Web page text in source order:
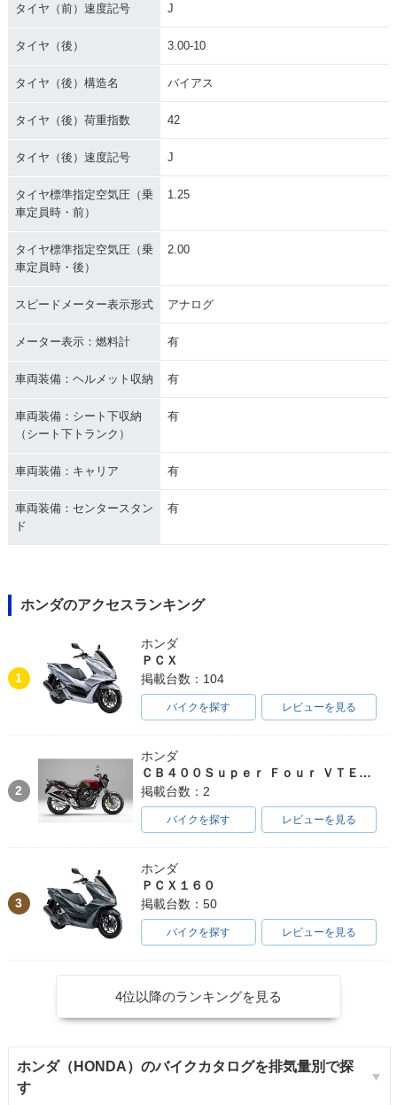
タイヤ（前）速度記号 J
タイヤ（後） 3.00-10
タイヤ（後）構造名 バイアス
タイヤ（後）荷重指数 42
タイヤ（後）速度記号 J
タイヤ標準指定空気圧（乗
車定員時・前）
1.25
タイヤ標準指定空気圧（乗
車定員時・後）
2.00
スピードメーター表示形式 アナログ
メーター表示：燃料計 有
車両装備：ヘルメット収納 有
車両装備：シート下収納
（シート下トランク）
有
車両装備：キャリア 有
車両装備：センタースタン
ド
有
ホンダのアクセスランキング
1
ホンダ
ＰＣＸ
掲載台数：104
バイクを探す レビューを見る
2
ホンダ
ＣＢ４００Ｓｕｐｅｒ Ｆｏｕｒ ＶＴＥＣ ＳＰＥＣ３
掲載台数：2
バイクを探す レビューを見る
3
ホンダ
ＰＣＸ１６０
掲載台数：50
バイクを探す レビューを見る
4位以降のランキングを見る
ホンダ（HONDA）のバイクカタログを排気量別で探
す